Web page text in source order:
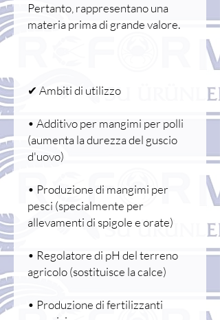
Pertanto, rappresentano una
materia prima di grande valore.
✔ Ambiti di utilizzo
• Additivo per mangimi per polli
(aumenta la durezza del guscio
d'uovo)
• Produzione di mangimi per
pesci (specialmente per
allevamenti di spigole e orate)
• Regolatore di pH del terreno
agricolo (sostituisce la calce)
• Produzione di fertilizzanti